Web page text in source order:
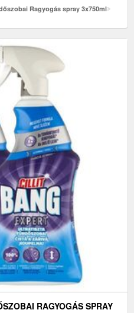
Ragyogás spray 3x750ml
RAGYOGÁS SPRAY